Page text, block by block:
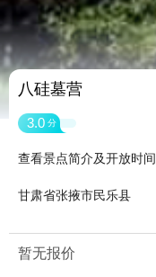
八硅墓营
3.0 分
查看景点简介及开放时间
甘肃省张掖市民乐县
暂无报价